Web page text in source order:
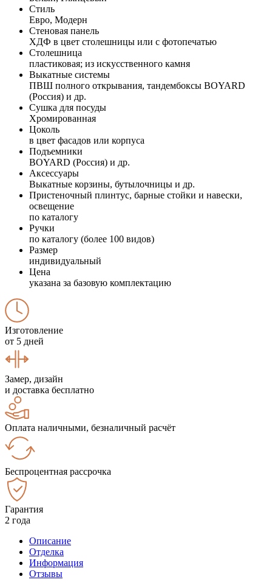
Стиль
Евро, Модерн
Стеновая панель
ХДФ в цвет столешницы или с фотопечатью
Столешница
пластиковая; из искусственного камня
Выкатные системы
ПВШ полного открывания, тандембоксы BOYARD
(Россия) и др.
Сушка для посуды
Хромированная
Цоколь
в цвет фасадов или корпуса
Подъемники
BOYARD (Россия) и др.
Аксессуары
Выкатные корзины, бутылочницы и др.
Пристеночный плинтус, барные стойки и навески,
освещение
по каталогу
Ручки
по каталогу (более 100 видов)
Размер
индивидуальный
Цена
указана за базовую комплектацию
Изготовление
от 5 дней
Замер, дизайн
и доставка бесплатно
Оплата наличными, безналичный расчёт
Беспроцентная рассрочка
Гарантия
2 года
Описание
Отделка
Информация
Отзывы